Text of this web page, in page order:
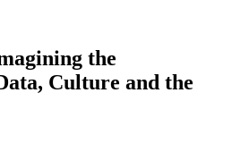
the
Culture and the